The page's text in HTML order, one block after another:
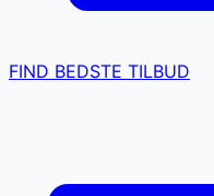
FIND BEDSTE TILBUD